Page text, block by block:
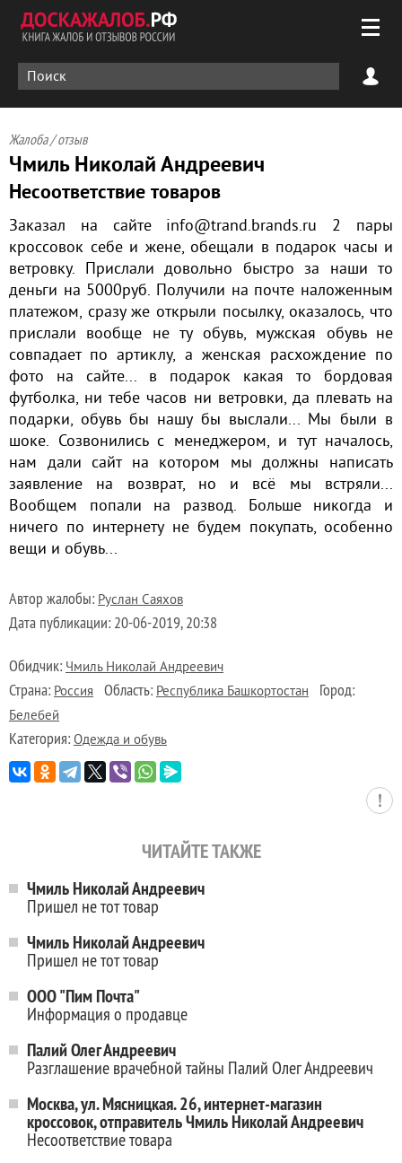
Жалоба / отзыв
Чмиль Николай Андреевич
Несоответствие товаров
Заказал на сайте info@trand.brands.ru 2 пары
кроссовок себе и жене, обещали в подарок часы и
ветровку. Прислали довольно быстро за наши то
деньги на 5000руб. Получили на почте наложенным
платежом, сразу же открыли посылку, оказалось, что
прислали вообще не ту обувь, мужская обувь не
совпадает по артиклу, а женская расхождение по
фото на сайте... в подарок какая то бордовая
футболка, ни тебе часов ни ветровки, да плевать на
подарки, обувь бы нашу бы выслали... Мы были в
шоке. Созвонились с менеджером, и тут началось,
нам дали сайт на котором мы должны написать
заявление на возврат, но и всё мы встряли...
Вообщем попали на развод. Больше никогда и
ничего по интернету не будем покупать, особенно
вещи и обувь...
Автор жалобы: Руслан Саяхов
Дата публикации: 20-06-2019, 20:38
Обидчик: Чмиль Николай Андреевич
Страна: Россия Область: Республика Башкортостан Город:
Белебей
Категория: Одежда и обувь
ЧИТАЙТЕ ТАКЖЕ
Чмиль Николай Андреевич
Пришел не тот товар
Чмиль Николай Андреевич
Пришел не тот товар
ООО "Пим Почта"
Информация о продавце
Палий Олег Андреевич
Разглашение врачебной тайны Палий Олег Андреевич
Москва, ул. Мясницкая. 26, интернет-магазин
кроссовок, отправитель Чмиль Николай Андреевич
Несоответствие товара